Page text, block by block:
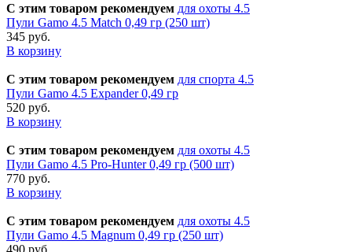
С этим товаром рекомендуем для охоты 4.5
Пули Gamo 4.5 Match 0,49 гр (250 шт)
345 руб.
В корзину
С этим товаром рекомендуем для спорта 4.5
Пули Gamo 4.5 Expander 0,49 гр
520 руб.
В корзину
С этим товаром рекомендуем для охоты 4.5
Пули Gamo 4.5 Pro-Hunter 0,49 гр (500 шт)
770 руб.
В корзину
С этим товаром рекомендуем для охоты 4.5
Пули Gamo 4.5 Magnum 0,49 гр (250 шт)
490 руб.